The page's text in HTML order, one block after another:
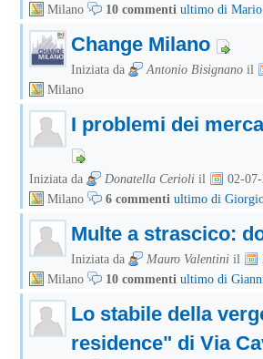
Milano
10 commenti ultimo di
Change Milano
Iniziata da Antonio Bisignano il
Milano
I problemi dei
Iniziata da Donatella Cerioli il
02-
Milano
6 commenti ultimo di
Multe a strascico:
Iniziata da Mauro Valentini il
Milano
10 commenti ultimo di
Lo stabile della
residence" di Via